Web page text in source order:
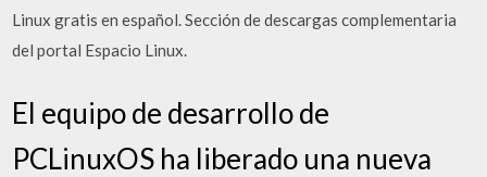
Linux gratis en español. Sección de descargas complementaria
del portal Espacio Linux.
El equipo de desarrollo de
PCLinuxOS ha liberado una nueva